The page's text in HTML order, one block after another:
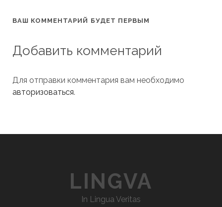
ВАШ КОММЕНТАРИЙ БУДЕТ ПЕРВЫМ
Добавить комментарий
Для отправки комментария вам необходимо
авторизоваться.
LINGVA
In Lingua Veritas